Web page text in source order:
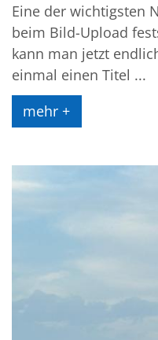
Eine der wichtigsten
beim Bild-Upload
kann man jetzt
einmal einen Titel ...
mehr +